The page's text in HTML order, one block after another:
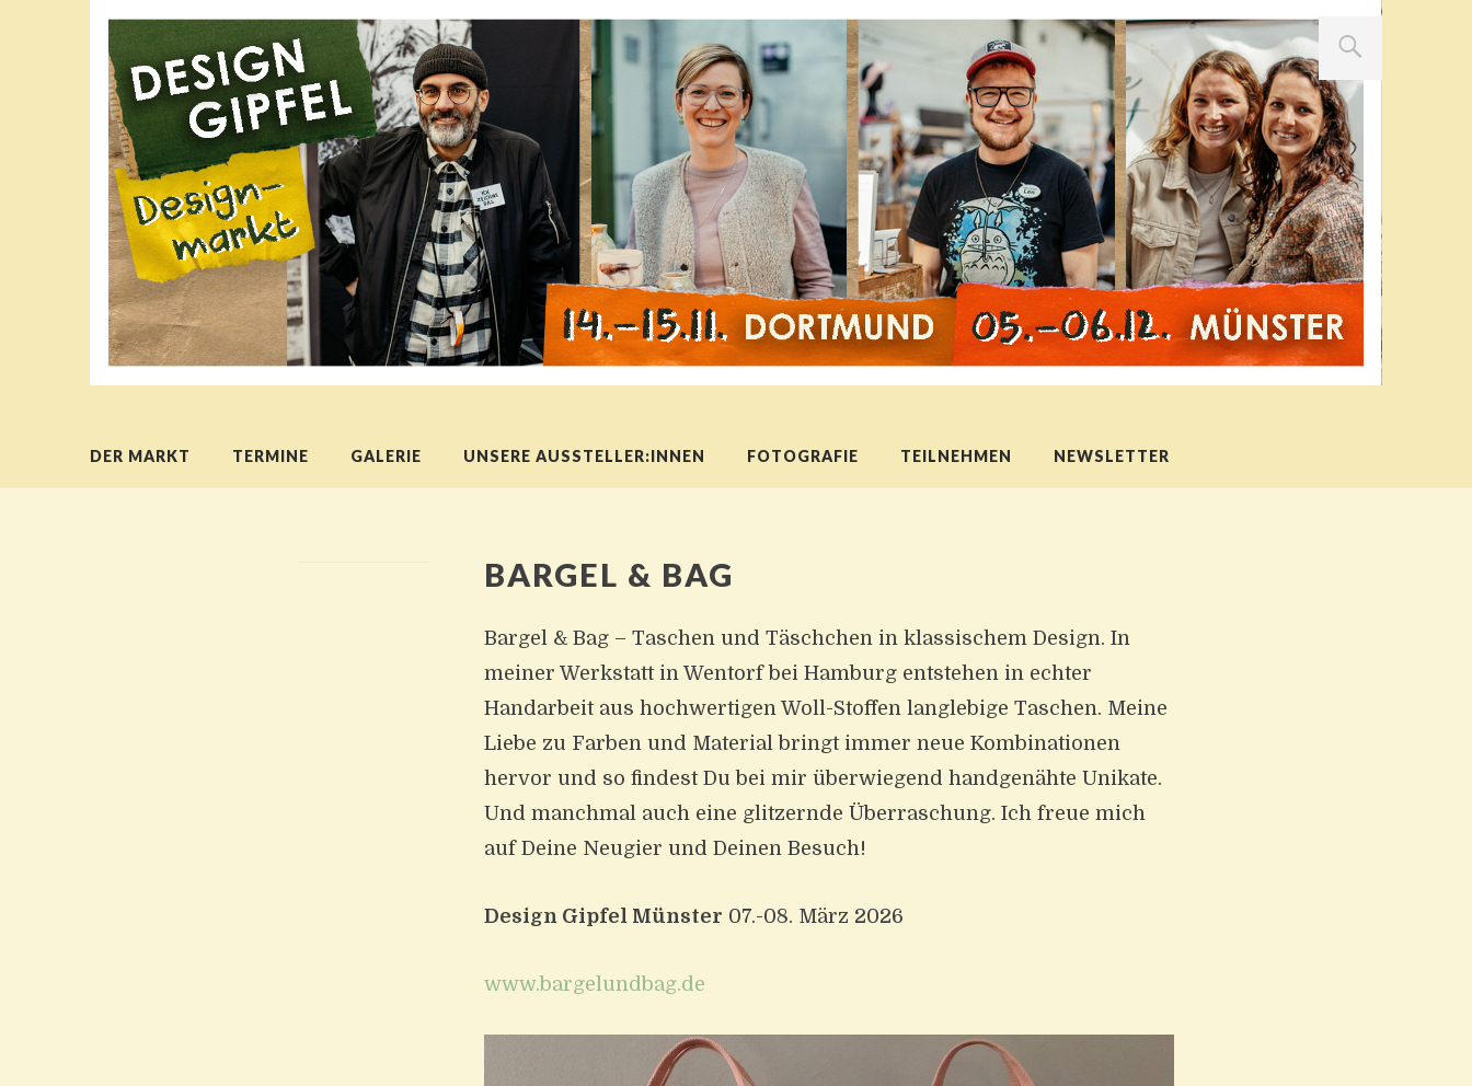
DER MARKT TERMINE GALERIE UNSERE AUSSTELLER:INNEN FOTOGRAFIE TEILNEHMEN NEWSLETTER
BARGEL & BAG
Bargel & Bag – Taschen und Täschchen in klassischem Design. In
meiner Werkstatt in Wentorf bei Hamburg entstehen in echter
Handarbeit aus hochwertigen Woll-Stoffen langlebige Taschen. Meine
Liebe zu Farben und Material bringt immer neue Kombinationen
hervor und so findest Du bei mir überwiegend handgenähte Unikate.
Und manchmal auch eine glitzernde Überraschung. Ich freue mich
auf Deine Neugier und Deinen Besuch!
Design Gipfel Münster 07.-08. März 2026
www.bargelundbag.de